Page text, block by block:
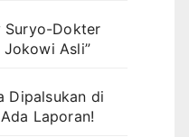
Suryo-Dokter
Jokowi Asli”
Dipalsukan di
Laporan!